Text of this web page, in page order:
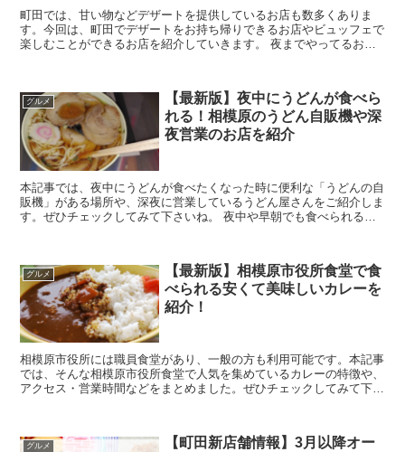
町田では、甘い物などデザートを提供しているお店も数多くありま
す。今回は、町田でデザートをお持ち帰りできるお店やビュッフェで
楽しむことができるお店を紹介していきます。 夜までやってるお店
グルメ
【最新版】夜中にうどんが食べら
れる！相模原のうどん自販機や深
夜営業のお店を紹介
本記事では、夜中にうどんが食べたくなった時に便利な「うどんの自
販機」がある場所や、深夜に営業しているうどん屋さんをご紹介しま
す。ぜひチェックしてみて下さいね。 夜中や早朝でも食べられる！
グルメ
【最新版】相模原市役所食堂で食
べられる安くて美味しいカレーを
紹介！
相模原市役所には職員食堂があり、一般の方も利用可能です。本記事
では、そんな相模原市役所食堂で人気を集めているカレーの特徴や、
アクセス・営業時間などをまとめました。ぜひチェックしてみて下さ
グルメ
【町田新店舗情報】3月以降オー